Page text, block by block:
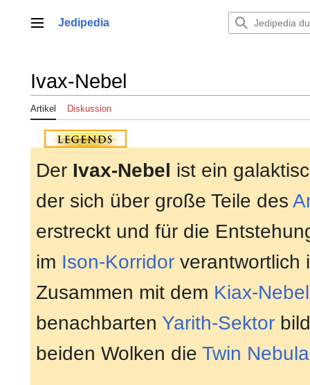
springenHauptmenü
Jedipedia
Ivax-Nebel
Artikel Diskussion
Der Ivax-Nebel ist ein
der sich über große Teile des
erstreckt und für die
im Ison-Korridor verantwortlich
Zusammen mit dem Kiax-Nebel
benachbarten Yarith-Sektor
beiden Wolken die Twin